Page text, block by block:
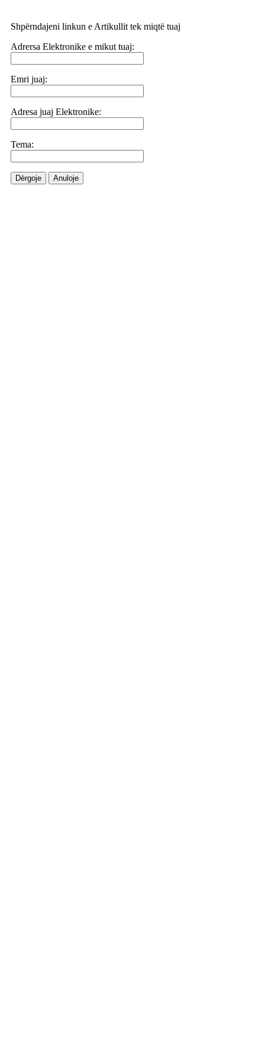
Shpërndajeni linkun e Artikullit tek miqtë tuaj
Adrersa Elektronike e mikut tuaj:
Emri juaj:
Adresa juaj Elektronike:
Tema:
Dërgoje Anuloje